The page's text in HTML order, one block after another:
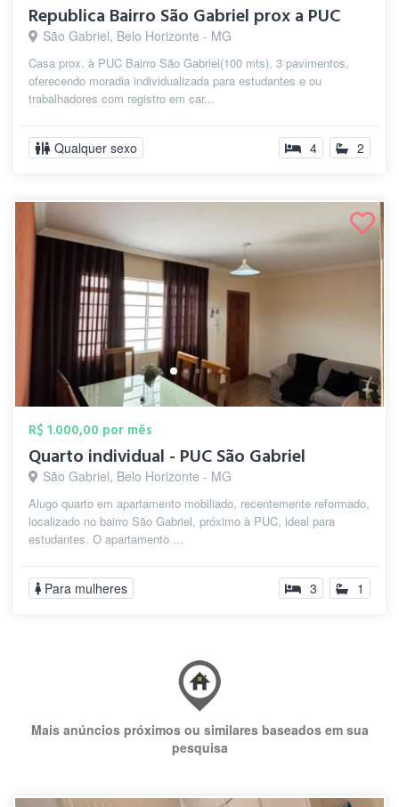
Republica Bairro São Gabriel prox a PUC
São Gabriel, Belo Horizonte - MG
Casa prox. à PUC Bairro São Gabriel(100 mts), 3 pavimentos,
oferecendo moradia individualizada para estudantes e ou
trabalhadores com registro em car...
Qualquer sexo 4 2
R$ 1.000,00 por mês
Quarto individual - PUC São Gabriel
São Gabriel, Belo Horizonte - MG
Alugo quarto em apartamento mobiliado, recentemente reformado,
localizado no bairro São Gabriel, próximo à PUC, ideal para
estudantes. O apartamento ...
Para mulheres 3 1
Mais anúncios próximos ou similares baseados em sua
pesquisa